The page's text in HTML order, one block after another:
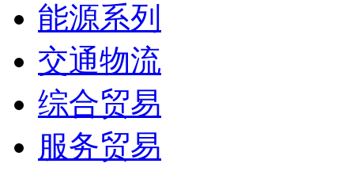
能源系列
交通物流
综合贸易
服务贸易